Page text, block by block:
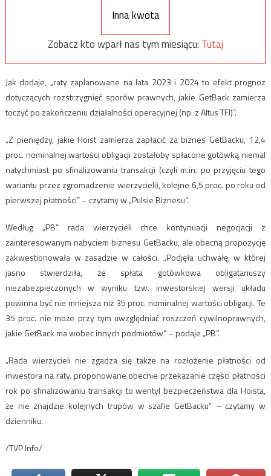
Inna kwota
Zobacz kto wparł nas tym miesiącu: Tutaj
Jak dodaje, „raty zaplanowane na lata 2023 i 2024 to efekt prognoz
dotyczących rozstrzygnięć sporów prawnych, jakie GetBack zamierza
toczyć po zakończeniu działalności operacyjnej (np. z Altus TFI)”.
„Z pieniędzy, jakie Hoist zamierza zapłacić za biznes GetBacku, 12,4
proc. nominalnej wartości obligacji zostałoby spłacone gotówką niemal
natychmiast po sfinalizowaniu transakcji (czyli m.in. po przyjęciu tego
wariantu przez zgromadzenie wierzycieli), kolejne 6,5 proc. po roku od
pierwszej płatności” – czytamy w „Pulsie Biznesu”.
Według „PB” rada wierzycieli chce kontynuacji negocjacji z
zainteresowanym nabyciem biznesu GetBacku, ale obecną propozycję
zakwestionowała w zasadzie w całości. „Podjęła uchwałę, w której
jasno stwierdziła, że spłata gotówkowa obligatariuszy
niezabezpieczonych w wyniku tzw. inwestorskiej wersji układu
powinna być nie mniejsza niż 35 proc. nominalnej wartości obligacji. Te
35 proc. nie może przy tym uwzględniać roszczeń cywilnoprawnych,
jakie GetBack ma wobec innych podmiotów” – podaje „PB”.
„Rada wierzycieli nie zgadza się także na rozłożenie płatności od
inwestora na raty. proponowane obecnie przekazanie części płatności
rok po sfinalizowaniu transakcji to wentyl bezpieczeństwa dla Hoista,
że nie znajdzie kolejnych trupów w szafie GetBacku” – czytamy w
dzienniku.
/TVP Info/